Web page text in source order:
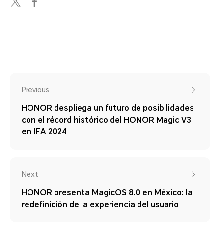
Previous
HONOR despliega un futuro de posibilidades
con el récord histórico del HONOR Magic V3
en IFA 2024
Next
HONOR presenta MagicOS 8.0 en México: la
redefinición de la experiencia del usuario